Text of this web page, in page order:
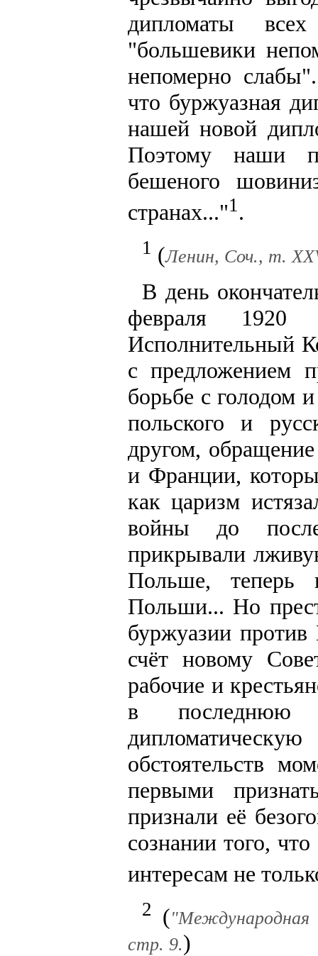
дипломаты
"большевики
непомерно
что буржуазная
нашей новой
Поэтому наши
бешеного
странах..."1 .
1 (Ленин, Соч., т.
В день
февраля 1920
Исполнительный
с предложением
борьбе с голодом
польского и
другом,
и Франции,
как царизм
войны до
прикрывали
Польше, теперь
Польши... Но
буржуазии
счёт новому
рабочие и
в последнюю
обстоятельств
первыми
признали её
сознании того,
интересам не
2 (
стр. 9.)